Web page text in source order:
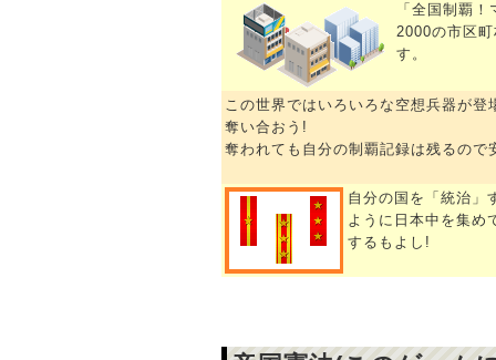
「全国制覇
2000の市区
す。
この世界ではいろいろな空想兵器が
奪い合おう!
奪われても自分の制覇記録は残るので
自分の国を「統治」
ように日本中を集め
するもよし!